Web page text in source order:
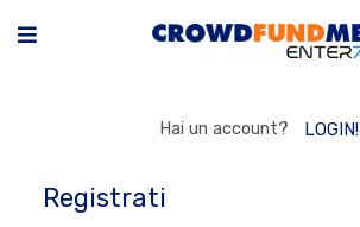
Hai un account? LOGIN!
Registrati